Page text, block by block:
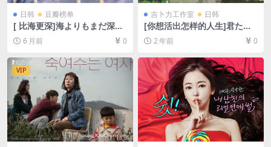
日韩 豆瓣榜单
[ 比海更深]海よりもまだ深く
(2016)[百度网盘+夸克网盘10
80P超清未删减资源][网盘在
线播放/下载][MP4/8GB][中文
字幕]
6 月前 0
吉卜力工作室 日韩
[你想活出怎样的人生]君たち
はどう生きるか (2023)[百度
网盘+夸克网盘1080P超清未
删减资源][网盘在线播放/下
载][MP4/7.9GB][中文字幕]
2 年前 0
VIP